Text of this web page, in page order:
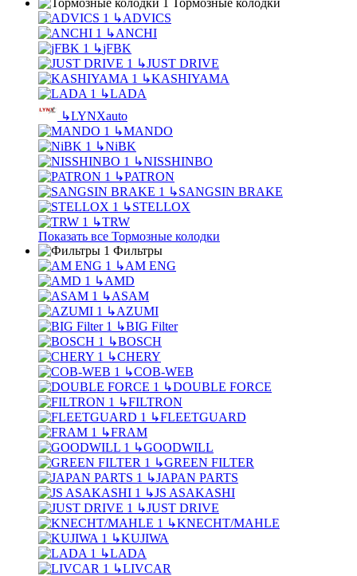
↳ADVICS
↳ANCHI
↳jFBK
↳JUST DRIVE
↳KASHIYAMA
↳LADA
↳LYNXauto
↳MANDO
↳NiBK
↳NISSHINBO
↳PATRON
↳SANGSIN BRAKE
↳STELLOX
↳TRW
Показать все Тормозные колодки
Фильтры
↳AM ENG
↳AMD
↳ASAM
↳AZUMI
↳BIG Filter
↳BOSCH
↳CHERY
↳COB-WEB
↳DOUBLE FORCE
↳FILTRON
↳FLEETGUARD
↳FRAM
↳GOODWILL
↳GREEN FILTER
↳JAPAN PARTS
↳JS ASAKASHI
↳JUST DRIVE
↳KNECHT/MAHLE
↳KUJIWA
↳LADA
↳LIVCAR